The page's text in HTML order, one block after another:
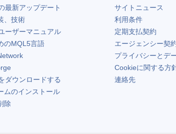
最新アップデート
、技術
ーザーマニュアル
のMQL5言語
ダウンロードする
ムのインストール
除
サイトニュース
利用条件
定期支払契約
エージェンシー契
プライバシーとデ
Cookieに関する方
連絡先